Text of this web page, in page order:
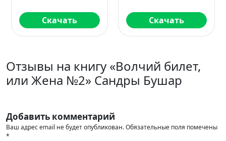
Скачать Скачать
Отзывы на книгу «Волчий билет,
или Жена №2» Сандры Бушар
Добавить комментарий
Ваш адрес email не будет опубликован.Обязательные поля помечены
*